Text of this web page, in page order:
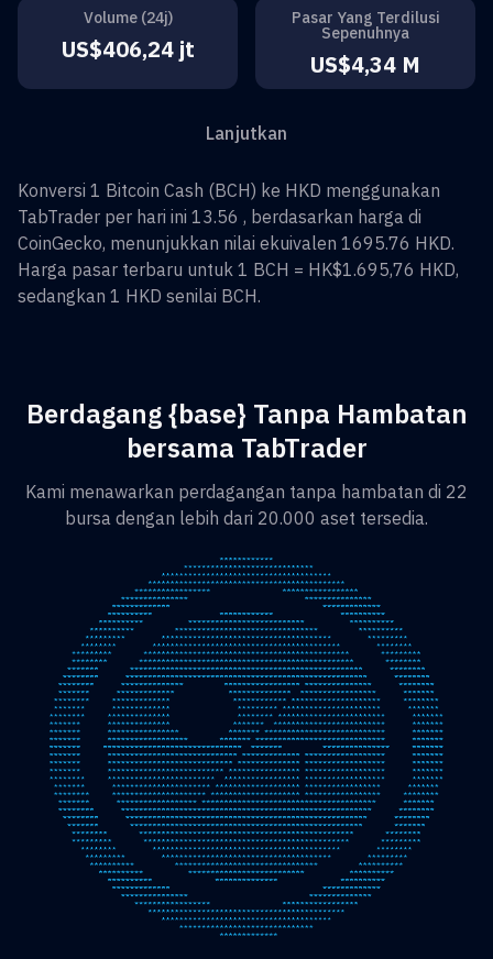
Volume (24j)
US$406,24 jt
Pasar Yang Terdilusi
Sepenuhnya
US$4,34 M
Lanjutkan
Konversi 1 Bitcoin Cash (BCH) ke HKD menggunakan
TabTrader per hari ini 13.56 , berdasarkan harga di
CoinGecko, menunjukkan nilai ekuivalen 1695.76 HKD.
Harga pasar terbaru untuk 1 BCH = HK$1.695,76 HKD,
sedangkan 1 HKD senilai BCH.
Berdagang {base} Tanpa Hambatan
bersama TabTrader
Kami menawarkan perdagangan tanpa hambatan di 22
bursa dengan lebih dari 20.000 aset tersedia.